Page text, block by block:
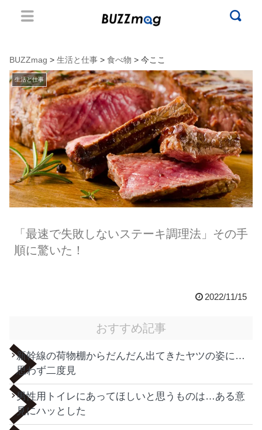
BUZZmag > 生活と仕事 > 食べ物 > 今ここ
生活と仕事
「最速で失敗しないステーキ調理法」その手
順に驚いた！
2022/11/15
おすすめ記事
新幹線の荷物棚からだんだん出てきたヤツの姿に…
思わず二度見
男性用トイレにあってほしいと思うものは…ある意
見にハッとした